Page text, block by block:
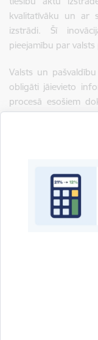
kvalitatīvāku un ar
izstrādi. Šī
pieejamību par
Valsts un
obligāti jāievieto
procesā esošiem
portālāun aicinām
tiesību aktu projektu
Ja Jums ir
aktu uzlabošanai,